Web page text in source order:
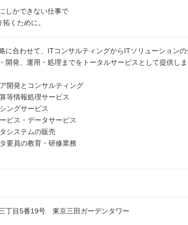
しかできない仕事で
くために。
に合わせて、ITコンサルティングからITソリューションの
開発、運用・処理までをトータルサービスとして提供し
開発とコンサルティング
等情報処理サービス
ングサービス
ビス・データサービス
システムの販売
要員の教育・研修業務
丁目5番19号 東京三田ガーデンタワー